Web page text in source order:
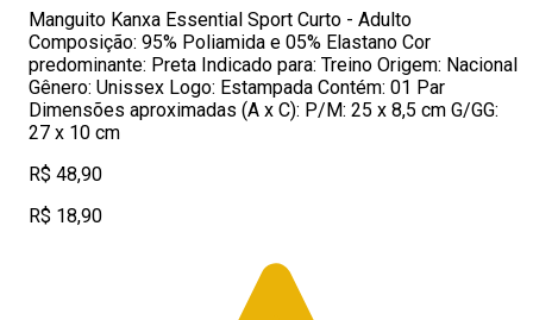
Manguito Kanxa Essential Sport Curto - Adulto
Composição: 95% Poliamida e 05% Elastano Cor
predominante: Preta Indicado para: Treino Origem: Nacional
Gênero: Unissex Logo: Estampada Contém: 01 Par
Dimensões aproximadas (A x C): P/M: 25 x 8,5 cm G/GG:
27 x 10 cm
R$ 48,90
R$ 18,90